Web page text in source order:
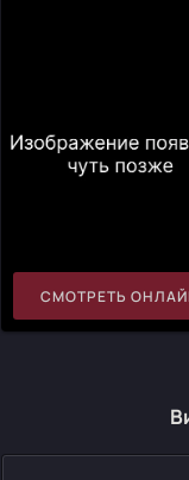
СМОТРЕТЬ 1 2